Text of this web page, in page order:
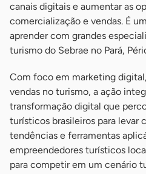
canais digitais e aumentar as
comercialização e vendas. É
aprender com grandes
turismo do Sebrae no Pará,
Com foco em marketing
vendas no turismo, a ação
transformação digital que
turísticos brasileiros para levar
tendências e ferramentas
empreendedores turísticos
para competir em um cenário